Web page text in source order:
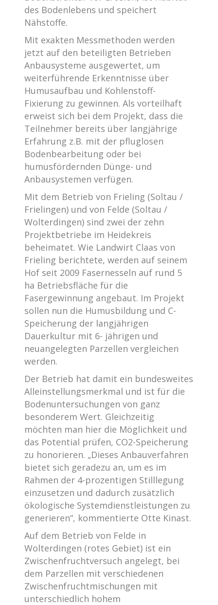
des Bodenlebens und speichert
Nähstoffe.
Mit exakten Messmethoden werden
jetzt auf den beteiligten Betrieben
Anbausysteme ausgewertet, um
weiterführende Erkenntnisse über
Humusaufbau und Kohlenstoff-
Fixierung zu gewinnen. Als vorteilhaft
erweist sich bei dem Projekt, dass die
Teilnehmer bereits über langjährige
Erfahrung z.B. mit der pfluglosen
Bodenbearbeitung oder bei
humusfördernden Dünge- und
Anbausystemen verfügen.
Mit dem Betrieb von Frieling (Soltau /
Frielingen) und von Felde (Soltau /
Wolterdingen) sind zwei der zehn
Projektbetriebe im Heidekreis
beheimatet. Wie Landwirt Claas von
Frieling berichtete, werden auf seinem
Hof seit 2009 Fasernesseln auf rund 5
ha Betriebsfläche für die
Fasergewinnung angebaut. Im Projekt
sollen nun die Humusbildung und C-
Speicherung der langjährigen
Dauerkultur mit 6- jährigen und
neuangelegten Parzellen vergleichen
werden.
Der Betrieb hat damit ein bundesweites
Alleinstellungsmerkmal und ist für die
Bodenuntersuchungen von ganz
besonderem Wert. Gleichzeitig
möchten man hier die Möglichkeit und
das Potential prüfen, CO2-Speicherung
zu honorieren. „Dieses Anbauverfahren
bietet sich geradezu an, um es im
Rahmen der 4-prozentigen Stilllegung
einzusetzen und dadurch zusätzlich
ökologische Systemdienstleistungen zu
generieren“, kommentierte Otte Kinast.
Auf dem Betrieb von Felde in
Wolterdingen (rotes Gebiet) ist ein
Zwischenfruchtversuch angelegt, bei
dem Parzellen mit verschiedenen
Zwischenfruchtmischungen mit
unterschiedlich hohem